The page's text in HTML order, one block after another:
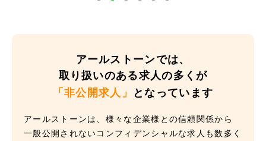
アールストーンでは、
取り扱いのある求人の多くが
「非公開求人」
となっています
アールストーンは、様々な企業様との信頼関係から
一般公開されないコンフィデンシャルな求人も数多く